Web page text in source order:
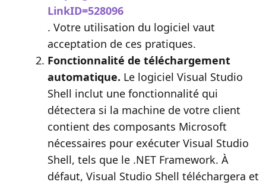
LinkID=528096
. Votre utilisation du logiciel vaut
acceptation de ces pratiques.
Fonctionnalité de téléchargement
automatique. Le logiciel Visual Studio
Shell inclut une fonctionnalité qui
détectera si la machine de votre client
contient des composants Microsoft
nécessaires pour exécuter Visual Studio
Shell, tels que le .NET Framework. À
défaut, Visual Studio Shell téléchargera et